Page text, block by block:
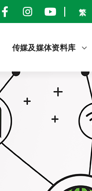
繁
传媒及媒体资料库